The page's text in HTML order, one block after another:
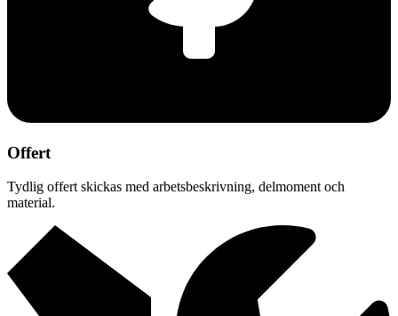
Offert
Tydlig offert skickas med arbetsbeskrivning, delmoment och
material.